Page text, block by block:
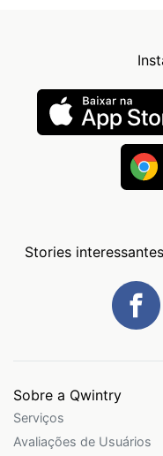
Stories
Sobre a Qwintry
Serviços
Avaliações de Usuários